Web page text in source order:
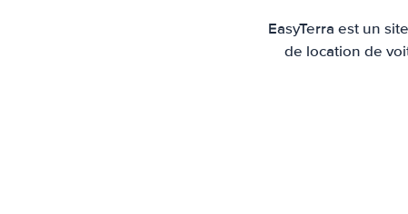
EasyTerra est un
de location de